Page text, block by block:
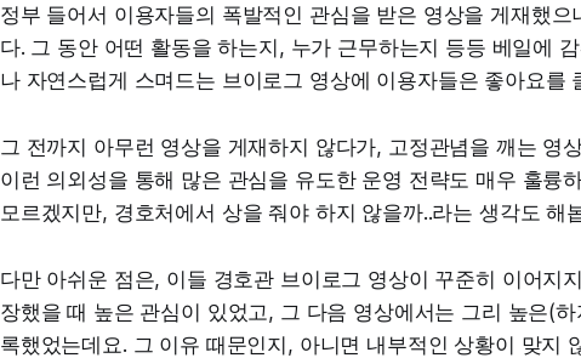
정부 들어서 이용자들의 폭발적인 관심을 받은 영상을 게재했으
다. 그 동안 어떤 활동을 하는지, 누가 근무하는지 등등 베일에
나 자연스럽게 스며드는 브이로그 영상에 이용자들은 좋아요를
그 전까지 아무런 영상을 게재하지 않다가, 고정관념을 깨는 영
이런 의외성을 통해 많은 관심을 유도한 운영 전략도 매우 훌륭
모르겠지만, 경호처에서 상을 줘야 하지 않을까..라는 생각도 해
다만 아쉬운 점은, 이들 경호관 브이로그 영상이 꾸준히 이어지
장했을 때 높은 관심이 있었고, 그 다음 영상에서는 그리 높은(
록했었는데요. 그 이유 때문인지, 아니면 내부적인 상황이 맞지